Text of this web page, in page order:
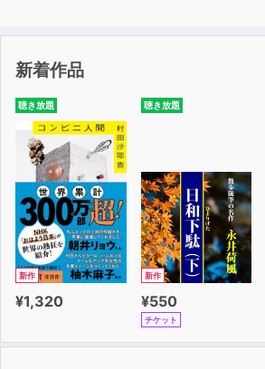
新着作品
聴き放題
新作
¥1,320
聴き放題
新作
¥550
チケット